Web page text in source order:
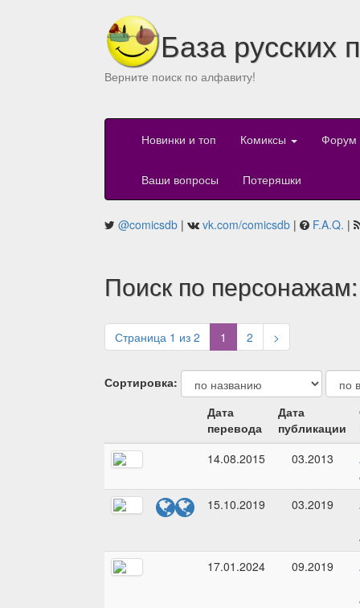
База русских
Верните поиск по алфавиту!
Новинки и топ Комиксы Форум
Ваши вопросы Потеряшки
@comicsdb | vk.com/comicsdb | F.A.Q. |
Поиск по
Страница 1 из 2 1 (current)
2 >
Сортировка:
Дата
перевода
Дата
публикации
14.08.2015
03.2013
15.10.2019
03.2019
17.01.2024
09.2019